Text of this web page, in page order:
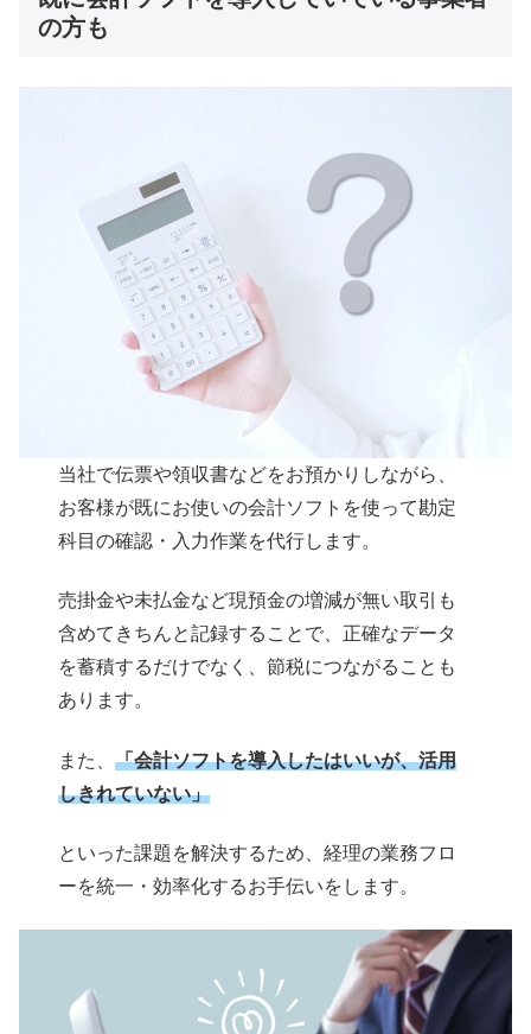
の方も
当社で伝票や領収書などをお預かりしながら、
お客様が既にお使いの会計ソフトを使って勘定
科目の確認・入力作業を代行します。
売掛金や未払金など現預金の増減が無い取引も
含めてきちんと記録することで、正確なデータ
を蓄積するだけでなく、節税につながることも
あります。
また、「会計ソフトを導入したはいいが、活用
しきれていない」
といった課題を解決するため、経理の業務フロ
ーを統一・効率化するお手伝いをします。